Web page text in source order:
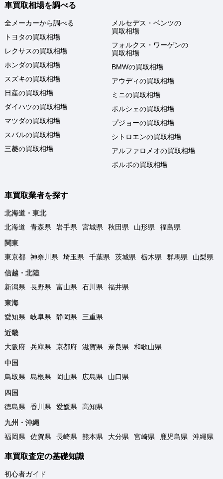
車買取相場を調べる
全メーカーから調べる
トヨタの買取相場
レクサスの買取相場
ホンダの買取相場
スズキの買取相場
日産の買取相場
ダイハツの買取相場
マツダの買取相場
スバルの買取相場
三菱の買取相場
メルセデス・ベンツの
買取相場
フォルクス・ワーゲンの
買取相場
BMWの買取相場
アウディの買取相場
ミニの買取相場
ポルシェの買取相場
プジョーの買取相場
シトロエンの買取相場
アルファロメオの買取相場
ボルボの買取相場
車買取業者を探す
北海道・東北
北海道
青森県 岩手県 宮城県 秋田県 山形県
福島県
関東
東京都
神奈川県 埼玉県 千葉県 茨城県 栃木県 群馬県
山梨県
信越・北陸
新潟県
長野県 富山県 石川県
福井県
東海
愛知県
岐阜県 静岡県
三重県
近畿
大阪府
兵庫県 京都府 滋賀県 奈良県
和歌山県
中国
鳥取県
島根県 岡山県 広島県
山口県
四国
徳島県
香川県 愛媛県
高知県
九州・沖縄
福岡県
佐賀県 長崎県 熊本県 大分県 宮崎県 鹿児島県 沖縄県
車買取査定の基礎知識
初心者ガイド